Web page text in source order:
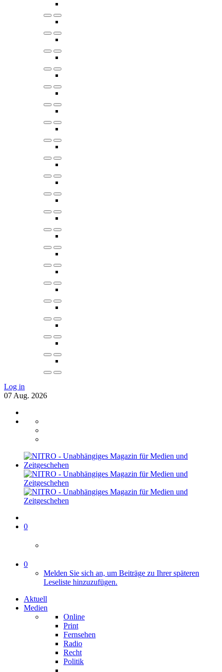
Log in
07 Aug. 2026
0
0
Melden Sie sich an, um Beiträge zu Ihrer späteren
Leseliste hinzuzufügen.
Aktuell
Medien
Online
Print
Fernsehen
Radio
Recht
Politik